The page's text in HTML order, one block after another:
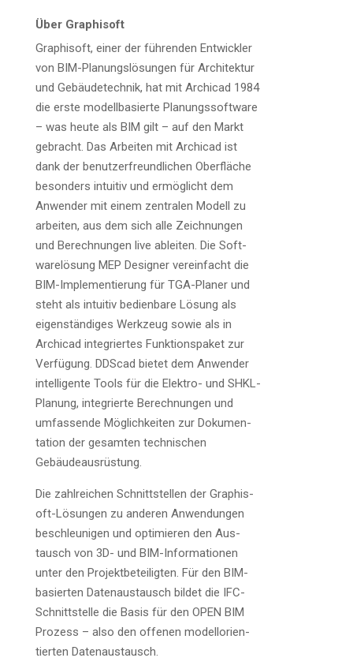
Über Gra­ph­i­s­oft
Gra­ph­i­s­oft, einer der füh­ren­den Ent­wick­ler
von BIM-Pla­nungs­lö­sun­gen für Archi­tek­tur
und Gebäu­de­tech­nik, hat mit Archi­cad 1984
die ers­te modell­ba­sier­te Pla­nungs­soft­ware
– was heu­te als BIM gilt – auf den Markt
gebracht. Das Arbei­ten mit Archi­cad ist
dank der benut­zer­freund­li­chen Ober­flä­che
beson­ders intui­tiv und ermög­licht dem
Anwen­der mit einem zen­tra­len Modell zu
arbei­ten, aus dem sich alle Zeich­nun­gen
und Berech­nun­gen live ablei­ten. Die Soft­
ware­lö­sung MEP Desi­gner ver­ein­facht die
BIM-Imple­men­tie­rung für TGA-Pla­ner und
steht als intui­tiv bedien­ba­re Lösung als
eigen­stän­di­ges Werk­zeug sowie als in
Archi­cad inte­grier­tes Funk­ti­ons­pa­ket zur
Ver­fü­gung. DDScad bie­tet dem Anwen­der
intel­li­gen­te Tools für die Elek­tro- und SHKL-
Pla­nung, inte­grier­te Berech­nun­gen und
umfas­sen­de Mög­lich­kei­ten zur Doku­men­
ta­ti­on der gesam­ten tech­ni­schen
Gebäudeausrüstung.
Die zahl­rei­chen Schnitt­stel­len der Gra­ph­i­s­
oft-Lösun­gen zu ande­ren Anwen­dun­gen
beschleu­ni­gen und opti­mie­ren den Aus­
tausch von 3D- und BIM-Infor­ma­tio­nen
unter den Pro­jekt­be­tei­lig­ten. Für den BIM-
basier­ten Daten­aus­tausch bil­det die IFC-
Schnitt­stel­le die Basis für den OPEN BIM
Pro­zess – also den offe­nen modell­ori­en­
tier­ten Datenaustausch.